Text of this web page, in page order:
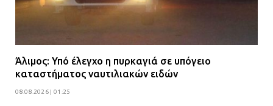
Άλιμος: Υπό έλεγχο η πυρκαγιά σε υπόγειο
καταστήματος ναυτιλιακών ειδών
08.08.2026 | 01:25